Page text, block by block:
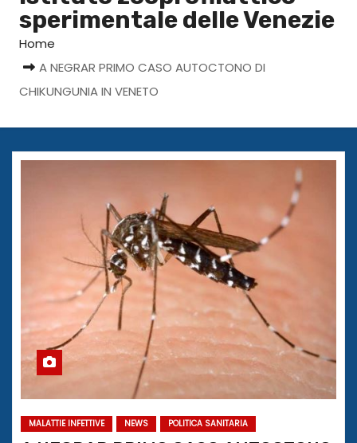
sperimentale delle Venezie
Home
A NEGRAR PRIMO CASO AUTOCTONO DI
CHIKUNGUNIA IN VENETO
MALATTIE INFETTIVE NEWS POLITICA SANITARIA